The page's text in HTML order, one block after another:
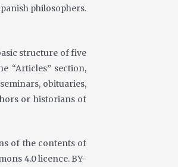
philosophers.
structure of five
“Articles” section,
obituaries,
or historians of
of the contents of
4.0 licence. BY-